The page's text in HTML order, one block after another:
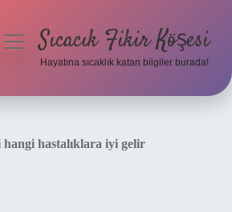
menüyüSıcacık Fikir Köşesi
Hayatına sıcaklık katan bilgiler burada!
hastalıklara iyi gelir